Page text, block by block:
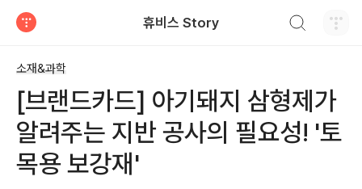
휴비스 Story
소재&과학
[브랜드카드] 아기돼지 삼형제가
알려주는 지반 공사의 필요성! '토
목용 보강재'